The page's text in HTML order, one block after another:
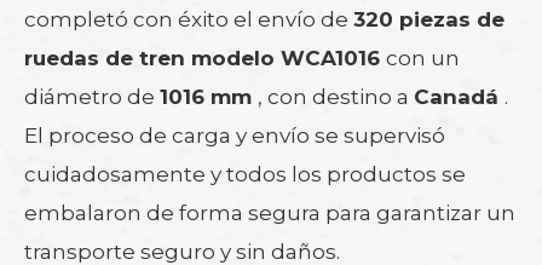
completó con éxito el envío de 320 piezas de
ruedas de tren modelo WCA1016 con un
diámetro de 1016 mm , con destino a Canadá .
El proceso de carga y envío se supervisó
cuidadosamente y todos los productos se
embalaron de forma segura para garantizar un
transporte seguro y sin daños.